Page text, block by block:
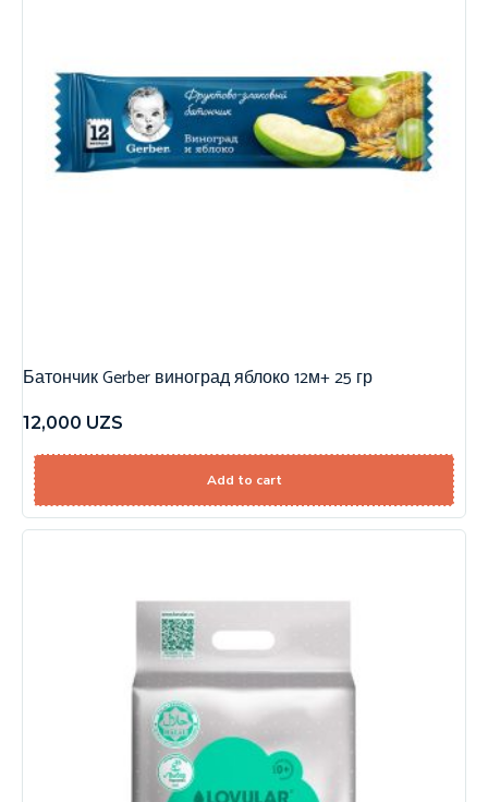
Батончик Gerber виноград яблоко 12м+ 25 гр
12,000 UZS
Add to cart